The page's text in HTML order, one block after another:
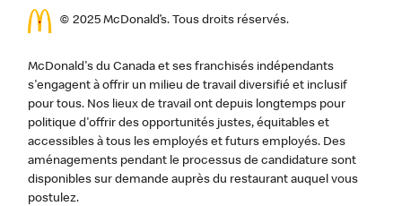
© 2025 McDonald’s. Tous droits réservés.
McDonald's du Canada et ses franchisés indépendants
s'engagent à offrir un milieu de travail diversifié et inclusif
pour tous. Nos lieux de travail ont depuis longtemps pour
politique d'offrir des opportunités justes, équitables et
accessibles à tous les employés et futurs employés. Des
aménagements pendant le processus de candidature sont
disponibles sur demande auprès du restaurant auquel vous
postulez.